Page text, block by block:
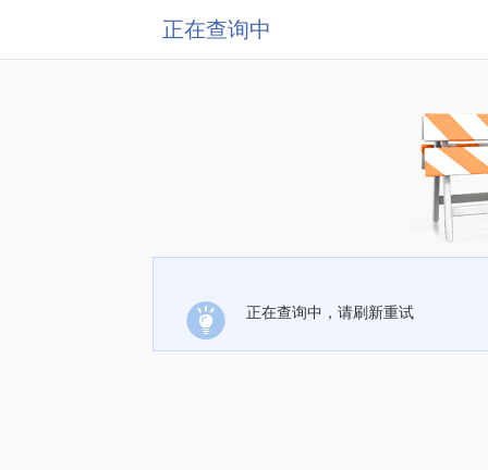
正在查询中
正在查询中，请刷新重试